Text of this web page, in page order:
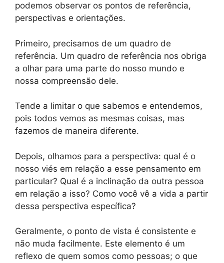
podemos observar os pontos de referência,
perspectivas e orientações.
Primeiro, precisamos de um quadro de
referência. Um quadro de referência nos obriga
a olhar para uma parte do nosso mundo e
nossa compreensão dele.
Tende a limitar o que sabemos e entendemos,
pois todos vemos as mesmas coisas, mas
fazemos de maneira diferente.
Depois, olhamos para a perspectiva: qual é o
nosso viés em relação a esse pensamento em
particular? Qual é a inclinação da outra pessoa
em relação a isso? Como você vê a vida a partir
dessa perspectiva específica?
Geralmente, o ponto de vista é consistente e
não muda facilmente. Este elemento é um
reflexo de quem somos como pessoas; o que